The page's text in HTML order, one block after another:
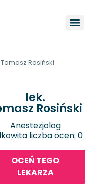
Tomasz Rosiński
lek.
Rosiński
Anestezjolog
liczba ocen: 0
OCEŃ TEGO
LEKARZA